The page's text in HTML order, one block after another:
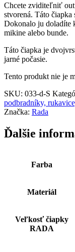
Chcete zviditeľniť
stvorená. Táto
Dokonalo ju doladíte
mikine alebo bunde.
Táto čiapka je
jarné počasie.
Tento produkt nie je
SKU: 033-d-S
podbradníky,
Značka: Rada
Ďalšie
Farba
Materiál
Veľkosť čiapky
RADA